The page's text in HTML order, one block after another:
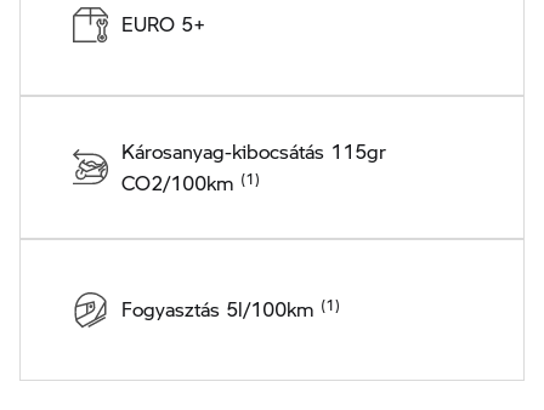
EURO 5+
Károsanyag-kibocsátás 115gr
CO2/100km
Fogyasztás 5l/100km